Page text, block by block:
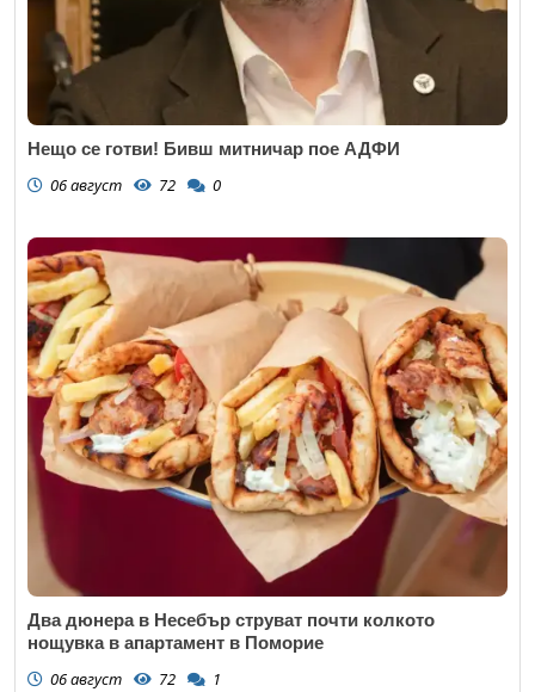
Нещо се готви! Бивш митничар пое АДФИ
06 август 72 0
Два дюнера в Несебър струват почти колкото
нощувка в апартамент в Поморие
06 август 72 1